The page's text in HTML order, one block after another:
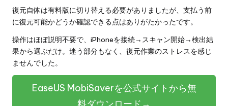
復元自体は有料版に切り替える必要がありましたが、支払う前
に復元可能かどうか確認できる点はありがたかったです。
操作はほぼ説明不要で、iPhoneを接続→スキャン開始→検出結
果から選ぶだけ。迷う部分もなく、復元作業のストレスを感じ
ませんでした。
EaseUS MobiSaverを公式サイトから無
料ダウンロード→